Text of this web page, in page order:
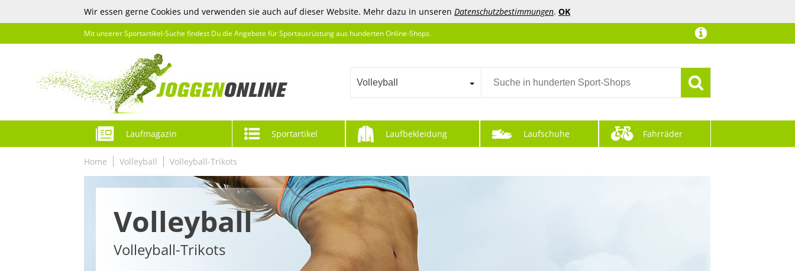
Wir essen gerne Cookies und verwenden sie auch auf dieser Website. Mehr dazu in unseren Datenschutzbestimmungen. OK
Mit unserer Sportartikel-Suche findest Du die Angebote für Sportausrüstung aus hunderten Online-Shops.
Volleyball
Laufmagazin Sportartikel Laufbekleidung Laufschuhe Fahrräder
Home Volleyball Volleyball-Trikots
Volleyball
Volleyball-Trikots